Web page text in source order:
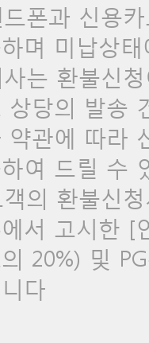
드폰과 신용
며 미납상
는 환불신
상당의 발송
약관에 따라
여 드릴 수
객의 환불신
서 고시한 [
20%) 및
다